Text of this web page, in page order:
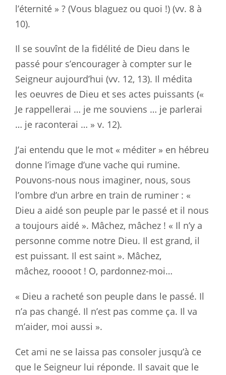
l’éternité » ? (Vous blaguez ou quoi !) (vv. 8 à
10).
Il se souvînt de la fidélité de Dieu dans le
passé pour s’encourager à compter sur le
Seigneur aujourd’hui (vv. 12, 13). Il médita
les oeuvres de Dieu et ses actes puissants («
Je rappellerai … je me souviens … je parlerai
… je raconterai … » v. 12).
J’ai entendu que le mot « méditer » en hébreu
donne l’image d’une vache qui rumine.
Pouvons-nous nous imaginer, nous, sous
l’ombre d’un arbre en train de ruminer : «
Dieu a aidé son peuple par le passé et il nous
a toujours aidé ». Mâchez, mâchez ! « Il n’y a
personne comme notre Dieu. Il est grand, il
est puissant. Il est saint ». Mâchez,
mâchez, roooot ! O, pardonnez-moi…
« Dieu a racheté son peuple dans le passé. Il
n’a pas changé. Il n’est pas comme ça. Il va
m’aider, moi aussi ».
Cet ami ne se laissa pas consoler jusqu’à ce
que le Seigneur lui réponde. Il savait que le